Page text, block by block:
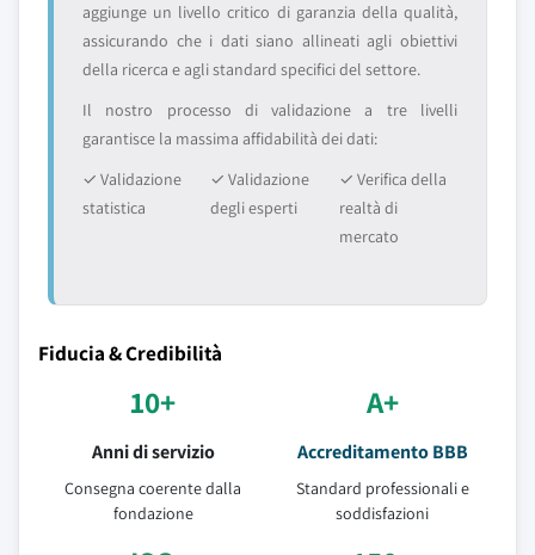
aggiunge un livello critico di garanzia della qualità,
assicurando che i dati siano allineati agli obiettivi
della ricerca e agli standard specifici del settore.
Il nostro processo di validazione a tre livelli
garantisce la massima affidabilità dei dati:
✓ Validazione
statistica
✓ Validazione
degli esperti
✓ Verifica della
realtà di
mercato
Fiducia & Credibilità
10+
Anni di servizio
Consegna coerente dalla
fondazione
A+
Accreditamento BBB
Standard professionali e
soddisfazioni